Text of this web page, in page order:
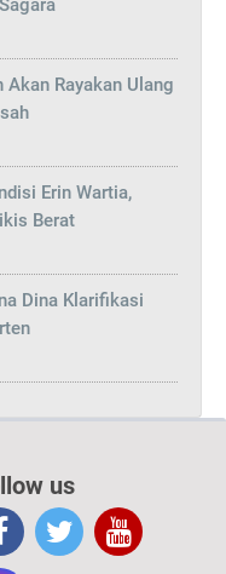
Akan Rayakan Ulang
Erin Wartia,
Berat
Dina Klarifikasi
us